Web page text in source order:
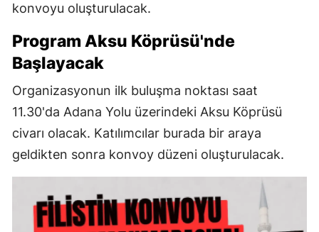
konvoyu oluşturulacak.
Program Aksu Köprüsü'nde
Başlayacak
Organizasyonun ilk buluşma noktası saat
11.30'da Adana Yolu üzerindeki Aksu Köprüsü
civarı olacak. Katılımcılar burada bir araya
geldikten sonra konvoy düzeni oluşturulacak.